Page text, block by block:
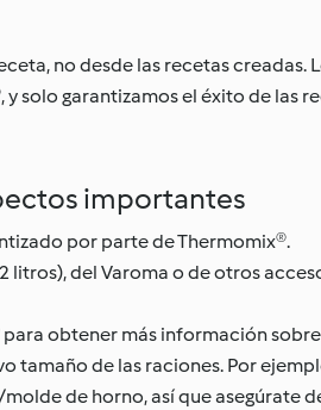
no desde las recetas creadas.
garantizamos el éxito de las
importantes
por parte de Thermomix®.
del Varoma o de otros
obtener más información
tamaño de las raciones. Por
de horno, así que asegúrate